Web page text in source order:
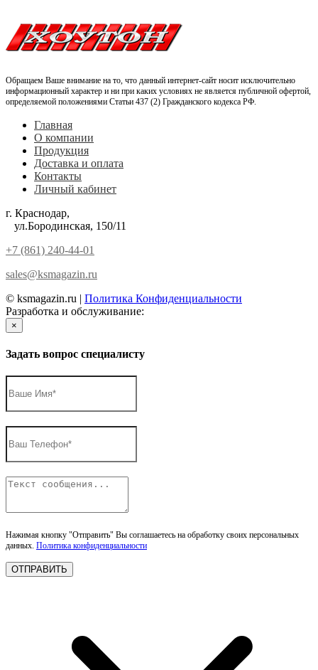
Обращаем Ваше внимание на то, что данный интернет-сайт носит исключительно
информационный характер и ни при каких условиях не является публичной офертой,
определяемой положениями Статьи 437 (2) Гражданского кодекса РФ.
Главная
О компании
Продукция
Доставка и оплата
Контакты
Личный кабинет
г. Краснодар,
ул.Бородинская, 150/11
+7 (861) 240-44-01
sales@ksmagazin.ru
© ksmagazin.ru | Политика Конфиденциальности
Разработка и обслуживание:
×
Задать вопрос специалисту
Нажимая кнопку "Отправить" Вы соглашаетесь на обработку своих персональных
данных. Политика конфиденциальности